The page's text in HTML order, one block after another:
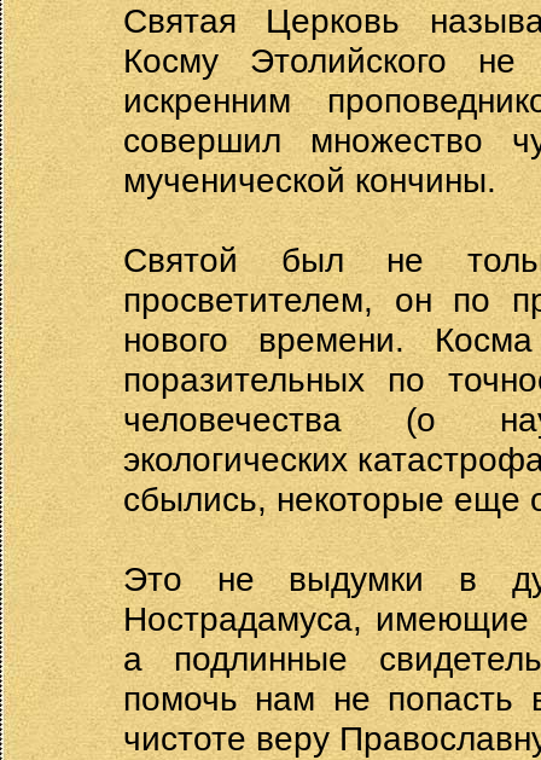
Святая Церковь
Косму Этолийского
искренним
совершил множество
мученической кончины.
Святой был не
просветителем, он по
нового времени.
поразительных по
человечества (о
экологических
сбылись, некоторые еще
Это не выдумки в
Нострадамуса, имеющие
а подлинные
помочь нам не попасть
чистоте веру